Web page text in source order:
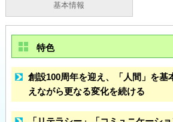
基本情報
特色
創設100周年を迎え、「人間」を基
えながら更なる変化を続ける